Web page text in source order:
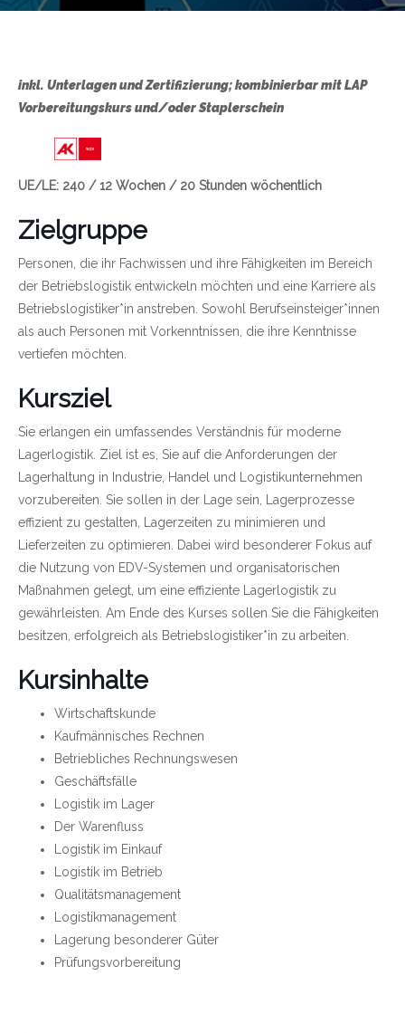
inkl. Unterlagen und Zertifizierung; kombinierbar mit LAP
Vorbereitungskurs und/oder Staplerschein
UE/LE: 240 / 12 Wochen / 20 Stunden wöchentlich
Zielgruppe
Personen, die ihr Fachwissen und ihre Fähigkeiten im Bereich
der Betriebslogistik entwickeln möchten und eine Karriere als
Betriebslogistiker*in anstreben. Sowohl Berufseinsteiger*innen
als auch Personen mit Vorkenntnissen, die ihre Kenntnisse
vertiefen möchten.
Kursziel
Sie erlangen ein umfassendes Verständnis für moderne
Lagerlogistik. Ziel ist es, Sie auf die Anforderungen der
Lagerhaltung in Industrie, Handel und Logistikunternehmen
vorzubereiten. Sie sollen in der Lage sein, Lagerprozesse
effizient zu gestalten, Lagerzeiten zu minimieren und
Lieferzeiten zu optimieren. Dabei wird besonderer Fokus auf
die Nutzung von EDV-Systemen und organisatorischen
Maßnahmen gelegt, um eine effiziente Lagerlogistik zu
gewährleisten. Am Ende des Kurses sollen Sie die Fähigkeiten
besitzen, erfolgreich als Betriebslogistiker*in zu arbeiten.
Kursinhalte
Wirtschaftskunde
Kaufmännisches Rechnen
Betriebliches Rechnungswesen
Geschäftsfälle
Logistik im Lager
Der Warenfluss
Logistik im Einkauf
Logistik im Betrieb
Qualitätsmanagement
Logistikmanagement
Lagerung besonderer Güter
Prüfungsvorbereitung